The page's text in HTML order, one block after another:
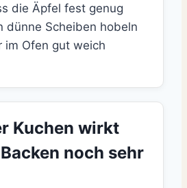
die Äpfel fest genug
dünne Scheiben hobeln
im Ofen gut weich
Kuchen wirkt
noch sehr